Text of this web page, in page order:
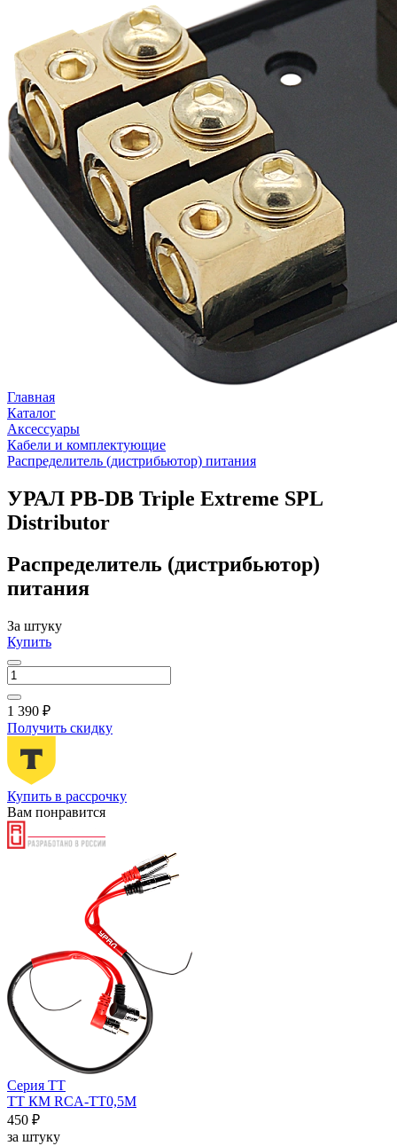
Главная
Каталог
Аксессуары
Кабели и комплектующие
Распределитель (дистрибьютор) питания
УРАЛ PB-DB Triple Extreme SPL
Distributor
Распределитель (дистрибьютор)
питания
За штуку
Купить
1 390 ₽
Получить скидку
Купить в рассрочку
Вам понравится
Серия ТТ
ТТ КМ RCA-ТТ0,5М
450 ₽
за штуку